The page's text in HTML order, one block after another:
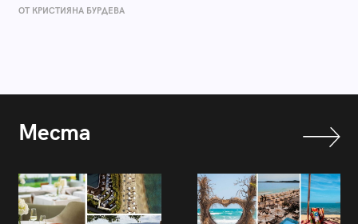
ОТ КРИСТИЯНА БУРДЕВА
Места